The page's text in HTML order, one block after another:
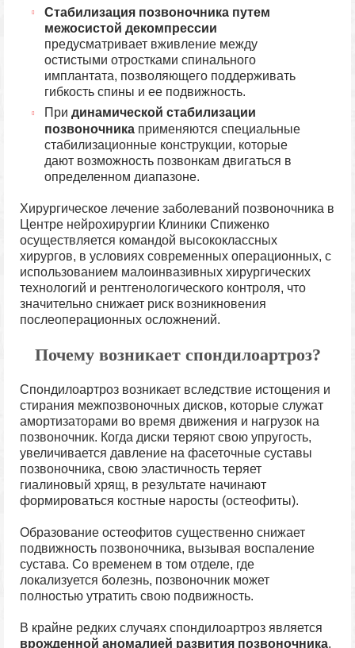
Стабилизация позвоночника путем
межосистой декомпрессии
предусматривает вживление между
остистыми отростками спинального
имплантата, позволяющего поддерживать
гибкость спины и ее подвижность.
При динамической стабилизации
позвоночникаприменяются специальные
стабилизационные конструкции, которые
дают возможность позвонкам двигаться в
определенном диапазоне.
Хирургическое лечение заболеваний позвоночника в
Центре нейрохирургии Клиники Спиженко
осуществляется командой высококлассных
хирургов, в условиях современных операционных, с
использованием малоинвазивных хирургических
технологий и рентгенологического контроля, что
значительно снижает риск возникновения
послеоперационных осложнений.
Почему возникает спондилоартроз?
Спондилоартроз возникает вследствие истощения и
стирания межпозвоночных дисков, которые служат
амортизаторами во время движения и нагрузок на
позвоночник. Когда диски теряют свою упругость,
увеличивается давление на фасеточные суставы
позвоночника, свою эластичность теряет
гиалиновый хрящ, в результате начинают
формироваться костные наросты (остеофиты).
Образование остеофитов существенно снижает
подвижность позвоночника, вызывая воспаление
сустава. Со временем в том отделе, где
локализуется болезнь, позвоночник может
полностью утратить свою подвижность.
В крайне редких случаях спондилоартроз является
врожденной аномалией развития позвоночника,